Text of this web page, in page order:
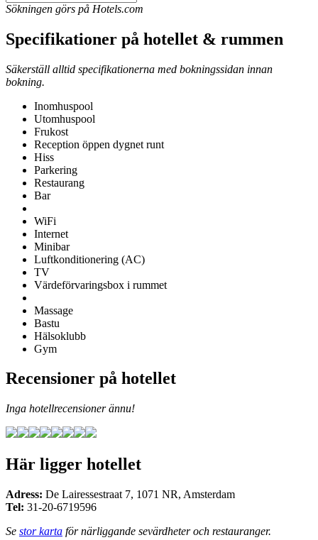
Sökningen görs på Hotels.com
Specifikationer på hotellet & rummen
Säkerställ alltid specifikationerna med bokningssidan innan
bokning.
Inomhuspool
Utomhuspool
Frukost
Reception öppen dygnet runt
Hiss
Parkering
Restaurang
Bar
WiFi
Internet
Minibar
Luftkonditionering (AC)
TV
Värdeförvaringsbox i rummet
Massage
Bastu
Hälsoklubb
Gym
Recensioner på hotellet
Inga hotellrecensioner ännu!
Här ligger hotellet
Adress: De Lairessestraat 7, 1071 NR, Amsterdam
Tel: 31-20-6719596
Se stor karta för närliggande sevärdheter och restauranger.